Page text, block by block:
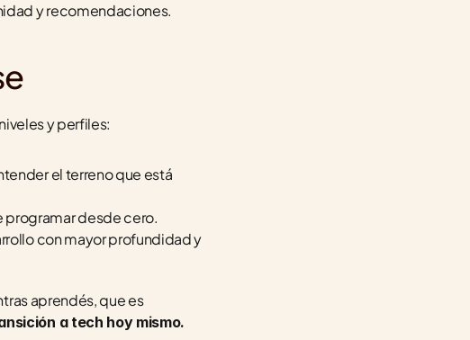
y recomendaciones.
y perfiles:
el terreno que está
programar desde cero.
con mayor profundidad y
aprendés, que es
a tech hoy mismo.